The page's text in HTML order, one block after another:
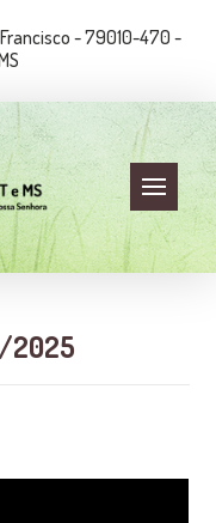
- 79010-470 -
2025